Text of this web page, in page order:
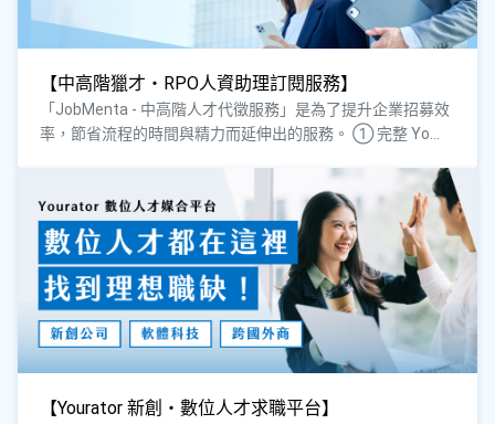
【中高階獵才・RPO人資助理訂閱服務】
「JobMenta - 中高階人才代徵服務」是為了提升企業招募效
率，節省流程的時間與精力而延伸出的服務。 ① 完整 Yo...
【Yourator 新創・數位人才求職平台】